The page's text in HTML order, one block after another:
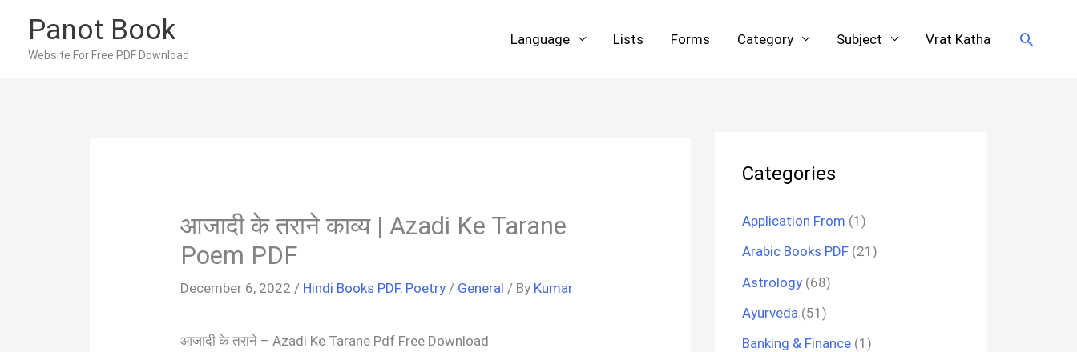
content
Panot Book
Website For Free PDF Download
Language Lists Forms Category Subject Vrat Katha Search
आजादी के तराने काव्य | Azadi Ke Tarane
Poem PDF
December 6, 2022 / Hindi Books PDF, Poetry / General / By Kumar
आजादी के तराने – Azadi Ke Tarane Pdf Free Download
Categories
Application From (1)
Arabic Books PDF (21)
Astrology (68)
Ayurveda (51)
Banking & Finance (1)